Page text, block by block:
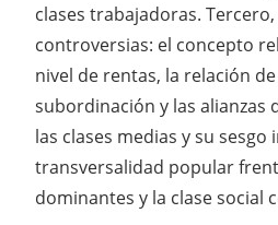
clases trabajadoras.
controversias: el concepto
nivel de rentas, la relación
subordinación y las alianzas
las clases medias y su
transversalidad popular
dominantes y la clase social